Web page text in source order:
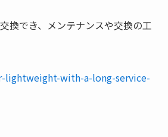
換でき、メンテナンスや交換の工
lightweight-with-a-long-service-